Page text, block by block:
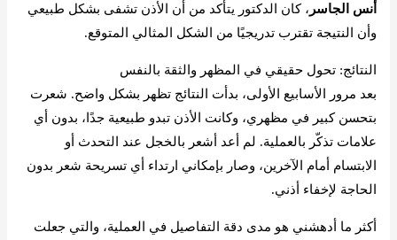
أنس الجاسر ، كان الدكتور يتأكد من أن الأذن تشفى بشكل طبيعي
وأن النتيجة تقترب تدريجيًا من الشكل المثالي المتوقع.
النتائج: تحول حقيقي في المظهر والثقة بالنفس
بعد مرور الأسابيع الأولى، بدأت النتائج تظهر بشكل واضح. شعرت
بتحسن كبير في مظهري، وكانت الأذن تبدو طبيعية جدًا، بدون أي
علامات تذكّر بالعملية. لم أعد أشعر بالخجل عند التحدث أو
الابتسام أمام الآخرين، وصار بإمكاني ارتداء أي تسريحة شعر بدون
الحاجة لإخفاء أذني.
أكثر ما أدهشني هو مدى دقة التفاصيل في العملية، والتي جعلت